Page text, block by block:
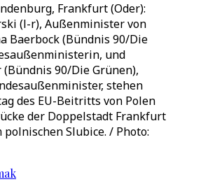
Frankfurt (Oder):
(l-r), Außenminister von
Baerbock (Bündnis 90/Die
und
(Bündnis 90/Die Grünen),
stehen
des EU-Beitritts von Polen
der Doppelstadt Frankfurt
polnischen Slubice. / Photo: